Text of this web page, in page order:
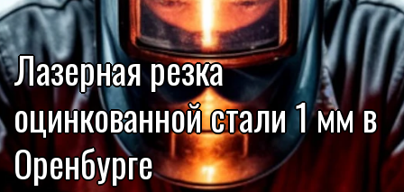
Лазерная резка
оцинкованной стали 1 мм в
Оренбурге